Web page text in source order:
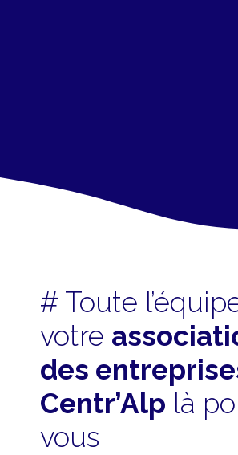
# Toute
votre
des
Centr’Alp là
vous